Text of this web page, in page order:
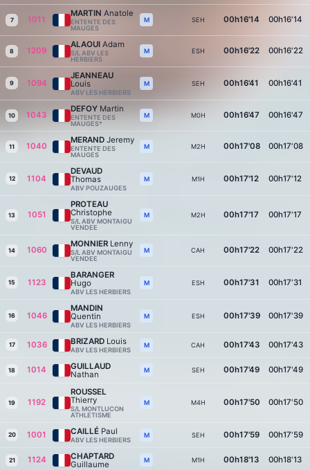
7 1011
MARTIN Anatole
ENTENTE DES
MAUGES
M SEH 00h16'14 00h16'14
8 1209
ALAOUI Adam
S/L ABV LES
HERBIERS
M ESH 00h16'22 00h16'22
9 1094
JEANNEAU
Louis
ABV LES HERBIERS
M SEH 00h16'41 00h16'41
10 1043
DEFOY Martin
ENTENTE DES
MAUGES*
M M0H 00h16'47 00h16'47
11 1040
MERAND Jeremy
ENTENTE DES
MAUGES
M M2H 00h17'08 00h17'08
12 1104
DEVAUD
Thomas
ABV POUZAUGES
M M1H 00h17'12 00h17'12
13 1051
PROTEAU
Christophe
S/L ABV MONTAIGU
VENDEE
M M2H 00h17'17 00h17'17
14 1060
MONNIER Lenny
S/L ABV MONTAIGU
VENDEE
M CAH 00h17'22 00h17'22
15 1123
BARANGER
Hugo
ABV LES HERBIERS
M ESH 00h17'31 00h17'31
16 1046
MANDIN
Quentin
ABV LES HERBIERS
M ESH 00h17'39 00h17'39
17 1036 BRIZARD Louis
ABV LES HERBIERS
M CAH 00h17'43 00h17'43
18 1014
GUILLAUD
Nathan
M SEH 00h17'49 00h17'49
19 1192
ROUSSEL
Thierry
S/L MONTLUCON
ATHLETISME
M M4H 00h17'50 00h17'50
20 1001 CAILLÉ Paul
ABV LES HERBIERS
M SEH 00h17'59 00h17'59
21 1124
CHAPTARD
Guillaume
M M1H 00h18'13 00h18'13